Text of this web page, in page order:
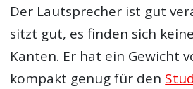
Der Lautsprecher ist gut
sitzt gut, es finden sich
Kanten. Er hat ein Gewicht
kompakt genug für den